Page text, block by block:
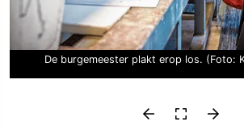
De burgemeester plakt erop los. (Foto: